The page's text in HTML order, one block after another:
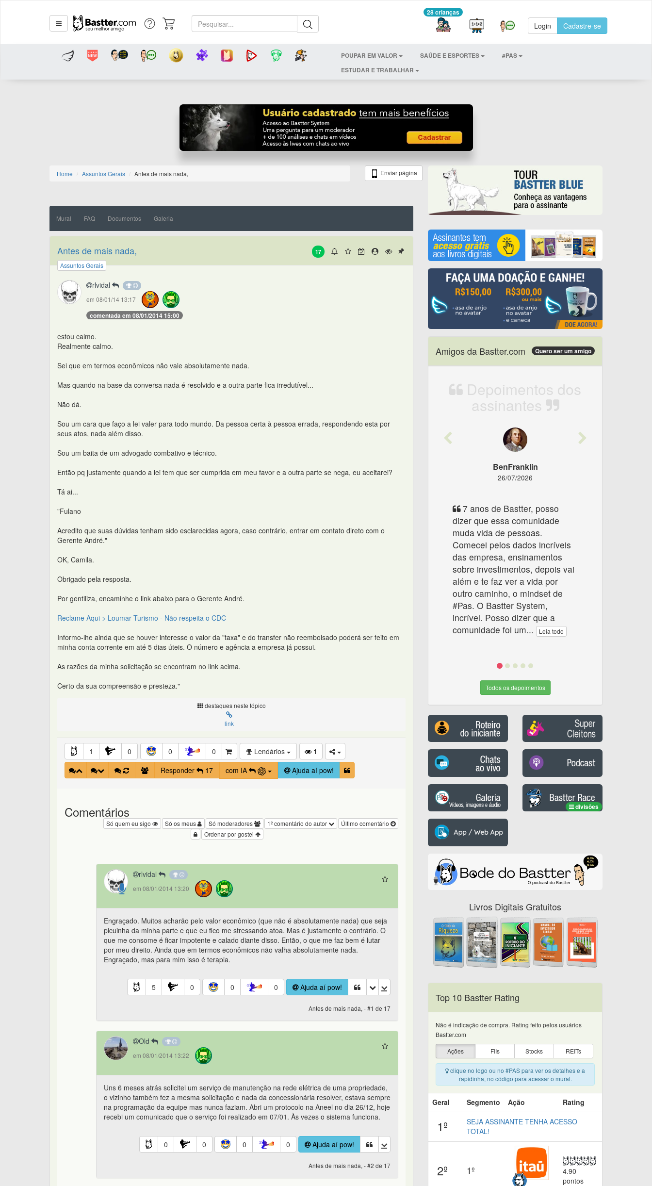
28 crianças
Login Cadastre-se
POUPAR EM VALOR SAÚDE E ESPORTES
#PAS
ESTUDAR E TRABALHAR
Home Assuntos Gerais Antes de mais nada, Enviar página
Mural FAQ Documentos Galeria
17
Antes de mais nada,
Assuntos Gerais
rlvidal
em 08/01/14 13:17
comentada em 08/01/2014 15:00
estou calmo.
Realmente calmo.
Sei que em termos econômicos não vale absolutamente nada.
Mas quando na base da conversa nada é resolvido e a outra parte fica irredutível...
Não dá.
Sou um cara que faço a lei valer para todo mundo. Da pessoa certa à pessoa errada, respondendo esta por
seus atos, nada além disso.
Sou um baita de um advogado combativo e técnico.
Então pq justamente quando a lei tem que ser cumprida em meu favor e a outra parte se nega, eu aceitarei?
Tá ai...
"Fulano
Acredito que suas dúvidas tenham sido esclarecidas agora, caso contrário, entrar em contato direto com o
Gerente André."
OK, Camila.
Obrigado pela resposta.
Por gentiliza, encaminhe o link abaixo para o Gerente André.
Reclame Aqui > Loumar Turismo - Não respeita o CDC
Informo-lhe ainda que se houver interesse o valor da "taxa" e do transfer não reembolsado poderá ser feito em
minha conta corrente em até 5 dias úteis. O número e agência a empresa já possui.
As razões da minha solicitação se encontram no link acima.
Certo da sua compreensão e presteza."
destaques neste tópico
link
1 0 0 0 Lendários
1
Responder
17 com IA Ajuda aí pow!
Comentários
Último comentário
1º comentário do autor
Só moderadores
Só os meus
Só quem eu sigo
Ordenar por gostei
rlvidal
em 08/01/2014 13:20
Engraçado. Muitos acharão pelo valor econômico (que não é absolutamente nada) que seja
picuinha da minha parte e que eu fico me stressando atoa. Mas é justamente o contrário. O
que me consome é ficar impotente e calado diante disso. Então, o que me faz bem é lutar
por meu direito. Ainda que em termos econômicos não valha absolutamente nada.
Engraçado, mas para mim isso é terapia.
5 0 0 0 Ajuda aí pow!
Antes de mais nada, - #1 de 17
Old
em 08/01/2014 13:22
Uns 6 meses atrás solicitei um serviço de manutenção na rede elétrica de uma propriedade,
o vizinho também fez a mesma solicitação e nada da concessionária resolver, estava sempre
na programação da equipe mas nunca faziam. Abri um protocolo na Aneel no dia 26/12, hoje
recebi um comunicado que o serviço foi realizado em 07/01. Às vezes o sistema funciona.
0 0 0 0 Ajuda aí pow!
Antes de mais nada, - #2 de 17
Amigos da Bastter.com Quero ser um amigo
Depoimentos dos
assinantes
Previous
BenFranklin
26/07/2026
7 anos de Bastter, posso
dizer que essa comunidade
muda vida de pessoas.
Comecei pelos dados incríveis
das empresa, ensinamentos
sobre investimentos, depois vai
além e te faz ver a vida por
outro caminho, o mindset de
#Pas. O Bastter System,
incrível. Posso dizer que a
comunidade foi um... Leia todo
Todos os depoimentos
divisões
Livros Digitais Gratuitos
Top 10 Bastter Rating
Não é indicação de compra. Rating feito pelos usuários
Bastter.com
Ações
FIIs Stocks REITs
clique no logo ou no #PAS para ver os detalhes e a
rapidinha, no código para acessar o mural.
Geral Segmento Ação Rating
1º
SEJA ASSINANTE TENHA ACESSO
TOTAL!
2º 1º
4.90
pontos